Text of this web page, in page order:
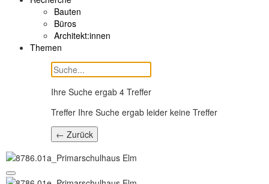
Bauten
Büros
Architekt:innen
Themen
Ihre Suche ergab 4Treffer
Treffer Ihre Suche ergab leider keine Treffer
← Zurück